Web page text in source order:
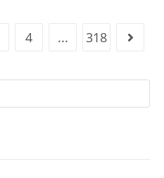
4 ... 318 Go to